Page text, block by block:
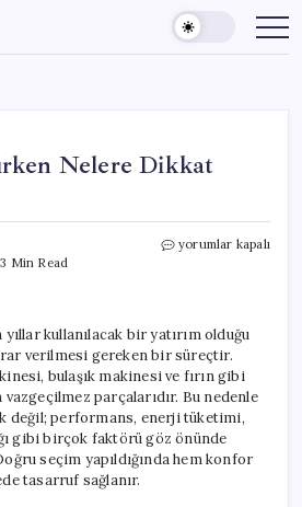
Nelere Dikkat
3 Min Read
Beyaz
Edilir?
için
yorumlar kapalı
kullanılacak bir yatırım olduğu
verilmesi gereken bir süreçtir.
bulaşık makinesi ve fırın gibi
parçalarıdır. Bu nedenle
değil; performans, enerji tüketimi,
gibi birçok faktörü göz önünde
seçim yapıldığında hem konfor
tasarruf sağlanır.